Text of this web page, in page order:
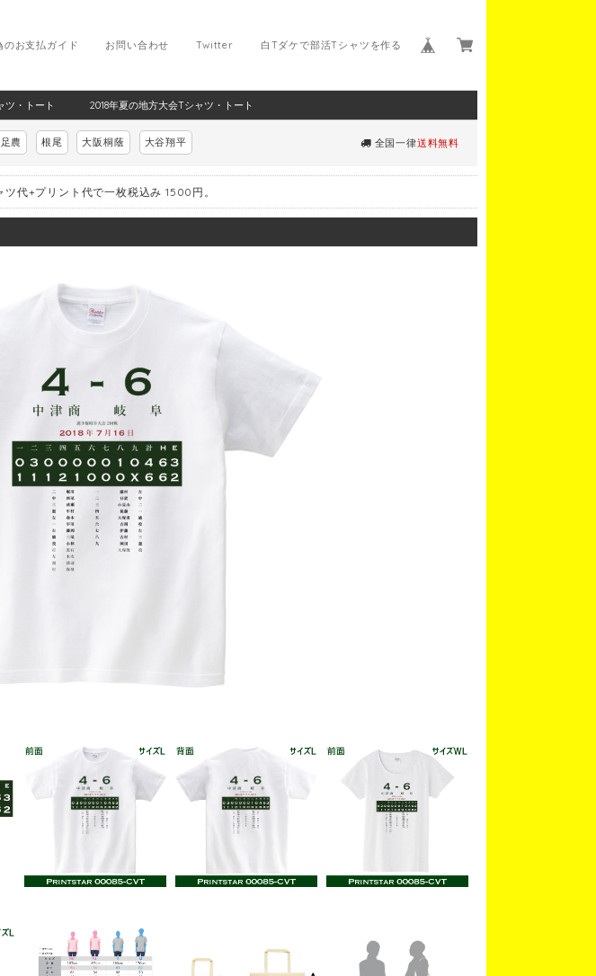
白Tダケで部活Tシャツを作る
Twitter
お問い合わせ
のお支払ガイド
ツ・トート 2018年夏の地方大会Tシャツ・トート
農 根尾 大阪桐蔭 大谷翔平 全国一律送料無料
代+プリント代で一枚税込み 1500円。